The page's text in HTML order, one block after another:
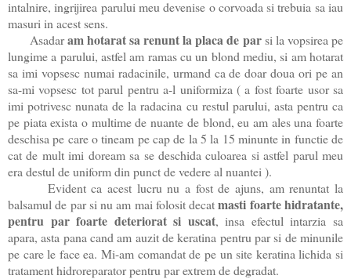
intalnire, ingrijirea parului meu devenise o corvoada si trebuia sa iau
masuri in acest sens.
Asadaram hotarat sa renunt la placa de parsi la vopsirea pe
lungime a parului, astfel am ramas cu un blond mediu, si am hotarat
sa imi vopsesc numai radacinile, urmand ca de doar doua ori pe an
sa-mi vopsesc tot parul pentru a-l uniformiza ( a fost foarte usor sa
imi potrivesc nunata de la radacina cu restul parului, asta pentru ca
pe piata exista o multime de nuante de blond, eu am ales una foarte
deschisa pe care o tineam pe cap de la 5 la 15 minunte in functie de
cat de mult imi doream sa se deschida culoarea si astfel parul meu
era destul de uniform din punct de vedere al nuantei ).
Evident ca acest lucru nu a fost de ajuns, am renuntat la
balsamul de par si nu am mai folosit decatmasti foarte hidratante,
pentru par foarte deteriorat si uscat, insa efectul intarzia sa
apara, asta pana cand am auzit de keratina pentru par si de minunile
pe care le face ea. Mi-am comandat de pe un site keratina lichida si
tratament hidroreparator pentru par extrem de degradat.